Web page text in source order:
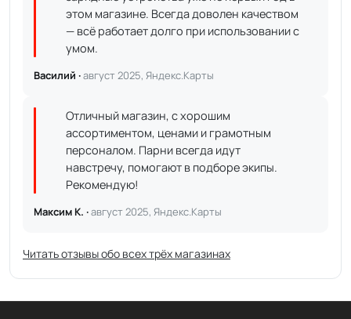
этом магазине. Всегда доволен качеством
— всё работает долго при использовании с
умом.
Василий ·август 2025, Яндекс.Карты
Отличный магазин, с хорошим
ассортиментом, ценами и грамотным
персоналом. Парни всегда идут
навстречу, помогают в подборе экипы.
Рекомендую!
Максим К. ·август 2025, Яндекс.Карты
Читать отзывы обо всех трёх магазинах